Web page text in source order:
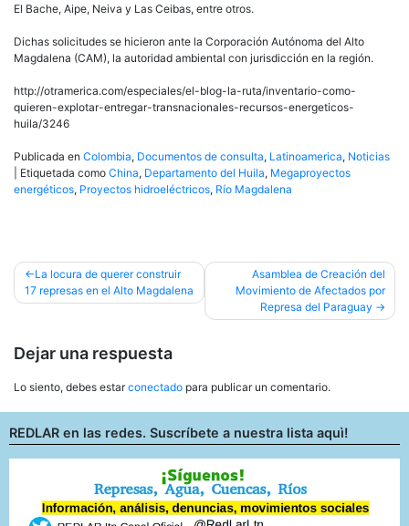
El Bache, Aipe, Neiva y Las Ceibas, entre otros.
Dichas solicitudes se hicieron ante la Corporación Autónoma del Alto
Magdalena (CAM), la autoridad ambiental con jurisdicción en la región.
http://otramerica.com/especiales/el-blog-la-ruta/inventario-como-
quieren-explotar-entregar-transnacionales-recursos-energeticos-
huila/3246
Publicada en Colombia, Documentos de consulta, Latinoamerica, Noticias
Etiquetada como China, Departamento del Huila, Megaproyectos
energéticos, Proyectos hidroeléctricos, Río Magdalena
Navegación
de
La locura de querer construir
17 represas en el Alto Magdalena
Asamblea de Creación del
Movimiento de Afectados por
Represa del Paraguay
Dejar una respuesta
Lo siento, debes estarconectado para publicar un comentario.
REDLAR en las redes. Suscríbete a nuestra lista aquì!